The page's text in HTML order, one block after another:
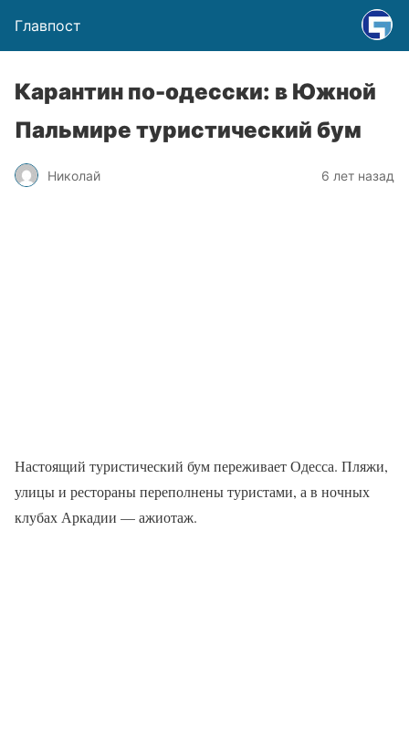
Главпост
Карантин по-одесски: в Южной
Пальмире туристический бум
Николай 6 лет назад
Настоящий туристический бум переживает Одесса. Пляжи,
улицы и рестораны переполнены туристами, а в ночных
клубах Аркадии — ажиотаж.